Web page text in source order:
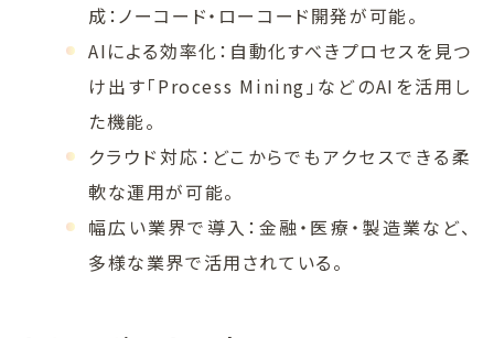
成：ノーコード・ローコード開発が可能。
AIによる効率化：自動化すべきプロセスを見つ
け出す「Process Mining」などのAIを活用し
た機能。
クラウド対応：どこからでもアクセスできる柔
軟な運用が可能。
幅広い業界で導入：金融・医療・製造業など、
多様な業界で活用されている。